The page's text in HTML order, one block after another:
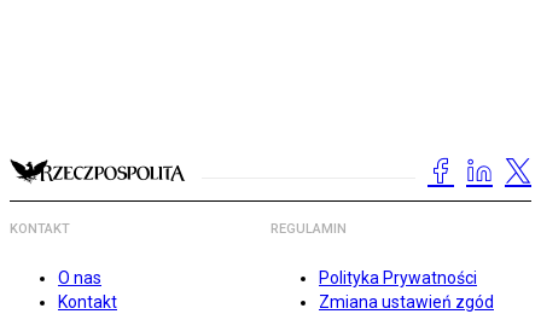
KONTAKT
O nas
Kontakt
REGULAMIN
Polityka Prywatności
Zmiana ustawień zgód